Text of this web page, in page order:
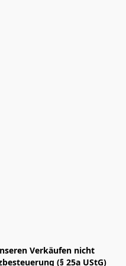
Verkäufen nicht
(§ 25a UStG)